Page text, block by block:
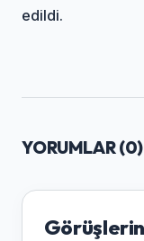
edildi.
YORUMLAR (0)